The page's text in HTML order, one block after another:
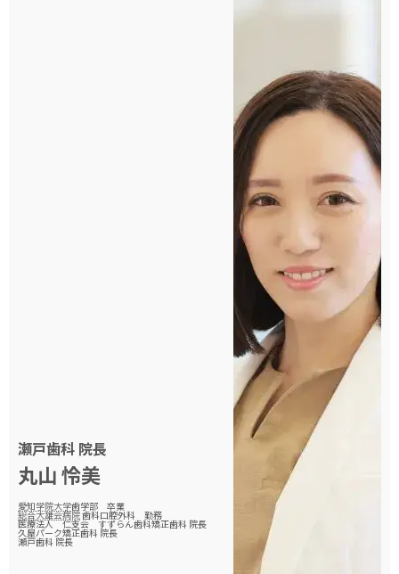
瀬戸歯科 院長
丸山 怜美
愛知学院大学歯学部 卒業
総合大雄会病院歯科口腔外科 勤務
医療法人 仁支会 すずらん歯科矯正歯科 院長
久屋パーク矯正歯科 院長
瀬戸歯科 院長